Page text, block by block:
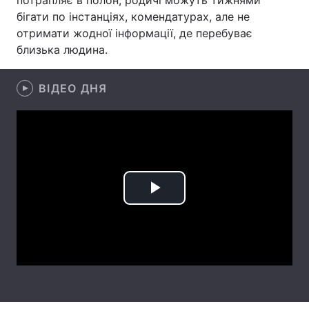
Зброя Інциденти
Здоров'я
Статті
Думки
Контакти
бігати по інстанціях, комендатурах, але не
отримати жодної інформації, де перебуває
близька людина.
ВІДЕО ДНЯ
Play